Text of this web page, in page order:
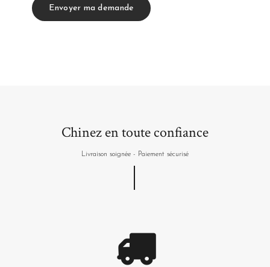
Envoyer ma demande
Chinez en toute confiance
Livraison soignée - Paiement sécurisé